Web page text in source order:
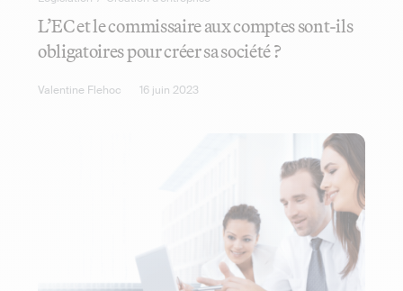
L’EC et le commissaire aux comptes sont-ils
obligatoires pour créer sa société ?
Valentine Flehoc 16 juin 2023